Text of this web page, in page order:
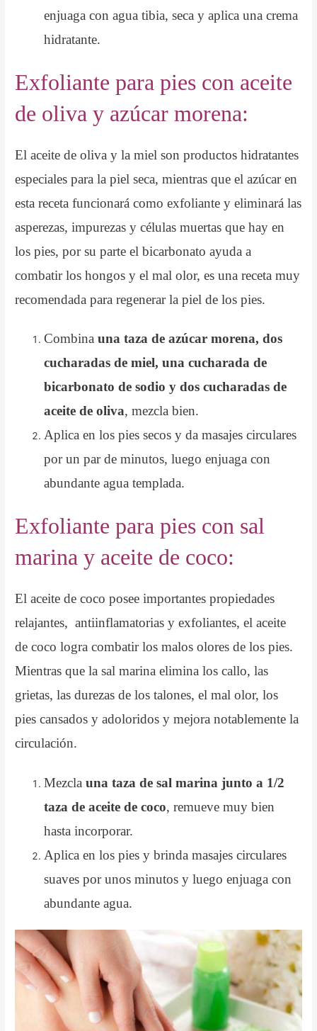
enjuaga con agua tibia, seca y aplica una crema
hidratante.
Exfoliante para pies con aceite
de oliva y azúcar morena:
El aceite de oliva y la miel son productos hidratantes
especiales para la piel seca, mientras que el azúcar en
esta receta funcionará como exfoliante y eliminará las
asperezas, impurezas y células muertas que hay en
los pies, por su parte el bicarbonato ayuda a
combatir los hongos y el mal olor, es una receta muy
recomendada para regenerar la piel de los pies.
Combinauna taza de azúcar morena, dos
cucharadas de miel, una cucharada de
bicarbonato de sodio y dos cucharadas de
aceite de oliva, mezcla bien.
Aplica en los pies secos y da masajes circulares
por un par de minutos, luego enjuaga con
abundante agua templada.
Exfoliante para pies con sal
marina y aceite de coco:
El aceite de coco posee importantes propiedades
relajantes, antiinflamatorias y exfoliantes, el aceite
de coco logra combatir los malos olores de los pies.
Mientras que la sal marina elimina los callo, las
grietas, las durezas de los talones, el mal olor, los
pies cansados y adoloridos y mejora notablemente la
circulación.
Mezclauna taza de sal marina junto a 1/2
taza de aceite de coco, remueve muy bien
hasta incorporar.
Aplica en los pies y brinda masajes circulares
suaves por unos minutos y luego enjuaga con
abundante agua.